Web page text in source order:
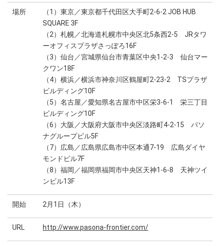
場所
（1）東京／東京都千代田区大手町2-6-2 JOB HUB
SQUARE 3F
（2）札幌／北海道札幌市中央区北5条西2-5 JRタワ
ーオフィスプラザさっぽろ16F
（3）仙台／宮城県仙台市青葉区中央1-2-3 仙台マー
クワン18F
（4）横浜／横浜市神奈川区鶴屋町2-23-2 TSプラザ
ビルディング10F
（5）名古屋／愛知県名古屋市中区栄3-6-1 栄三丁目
ビルディング10F
（6）大阪／大阪府大阪市中央区淡路町4-2-15 パソ
ナグループビル5F
（7）広島／広島県広島市中区本通7-19 広島ダイヤ
モンドビル7F
（8）福岡／福岡県福岡市中央区天神1-6-8 天神ツイ
ンビル13F
開始 2月1日（木）
URL http://www.pasona-frontier.com/